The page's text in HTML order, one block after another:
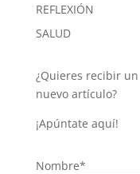
REFLEXIÓN
SALUD
¿Quieres recibir
nuevo artículo?
¡Apúntate aquí!
Nombre*